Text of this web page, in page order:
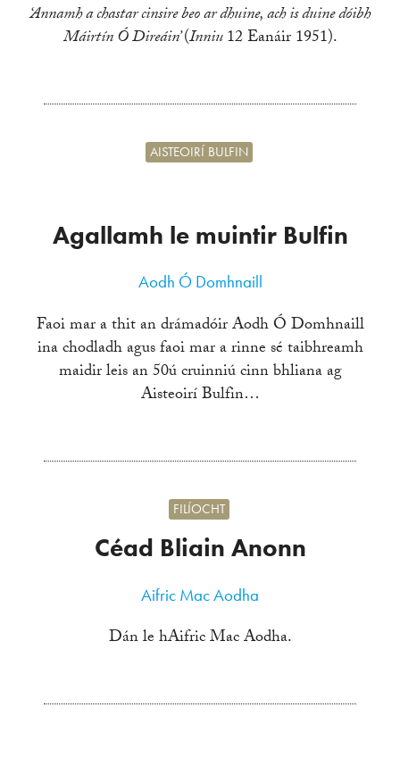
‘Annamh a chastar cinsire beo ar dhuine, ach is duine dóibh
Máirtín Ó Direáin’(Inniu12 Eanáir 1951).
Agallamh le muintir Bulfin
AISTEOIRÍ BULFIN
Aodh Ó Domhnaill
Faoi mar a thit an drámadóir Aodh Ó Domhnaill
ina chodladh agus faoi mar a rinne sé taibhreamh
maidir leis an 50ú cruinniú cinn bhliana ag
Aisteoirí Bulfin…
Céad Bliain Anonn
FILÍOCHT
Aifric Mac Aodha
Dán le hAifric Mac Aodha.